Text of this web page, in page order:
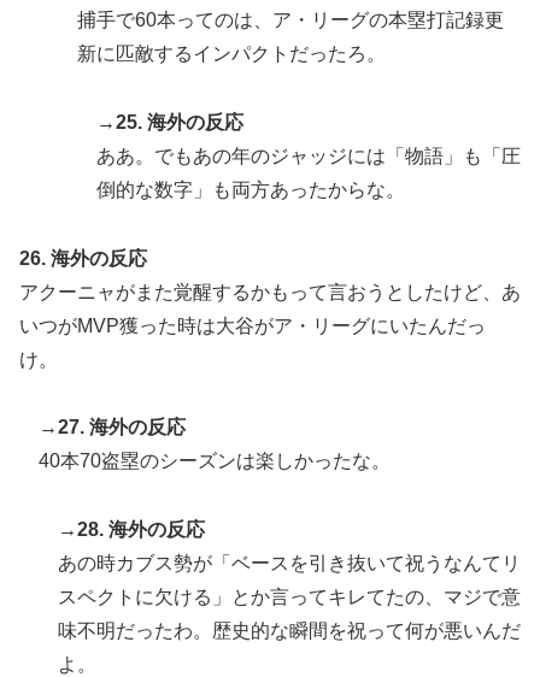
捕手で60本ってのは、ア・リーグの本塁打記録更
新に匹敵するインパクトだったろ。
→25. 海外の反応
ああ。でもあの年のジャッジには「物語」も「圧
倒的な数字」も両方あったからな。
26. 海外の反応
アクーニャがまた覚醒するかもって言おうとしたけど、あ
いつがMVP獲った時は大谷がア・リーグにいたんだっ
け。
→27. 海外の反応
40本70盗塁のシーズンは楽しかったな。
→28. 海外の反応
あの時カブス勢が「ベースを引き抜いて祝うなんてリ
スペクトに欠ける」とか言ってキレてたの、マジで意
味不明だったわ。歴史的な瞬間を祝って何が悪いんだ
よ。